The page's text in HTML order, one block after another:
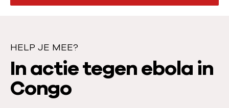
HELP JE MEE?
H
e
In actie tegen ebola in
Congo